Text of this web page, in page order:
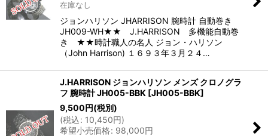
在庫なし
ジョンハリソン JHARRISON 腕時計 自動巻き
JH009-WH★★ J.HARRISON 多機能自動巻
き ★★時計職人の名人 ジョン・ハリソン
（John Harrison) １６９３年３月２４…
J.HARRISON ジョンハリソン メンズ クロノグラ
フ 腕時計 JH005-BBK [JH005-BBK]
9,500円(税別)
(税込: 10,450円)
希望小売価格: 98,000円